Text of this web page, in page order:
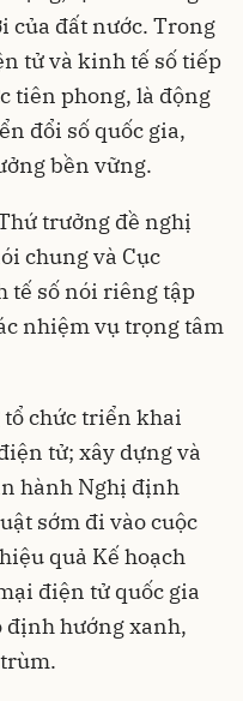
của đất nước. Trong
tử và kinh tế số tiếp
tiên phong, là động
đổi số quốc gia,
bền vững.
trưởng đề nghị
chung và Cục
tế số nói riêng tập
nhiệm vụ trọng tâm
chức triển khai
tử; xây dựng và
hành Nghị định
sớm đi vào cuộc
quả Kế hoạch
điện tử quốc gia
định hướng xanh,